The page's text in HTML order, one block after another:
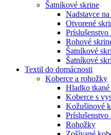
Šatníkové skrine
Nadstavce
Otvorené
Rohové
Šatníkové
Šatníkové
Textil do domácnosti
Koberce a rohožky
Hladko tkané
Koberce s
Kožušinové
Rohožky